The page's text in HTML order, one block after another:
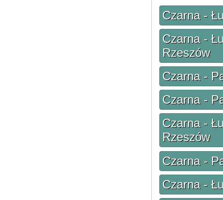
Czarna -
Czarna -
Rzeszów
Czarna -
Czarna -
Czarna -
Rzeszów
Czarna -
Czarna -